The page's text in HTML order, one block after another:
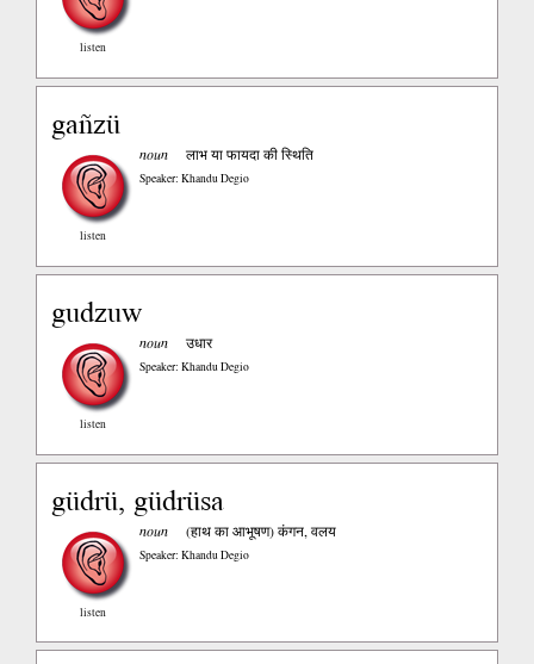
listen
gañzü
listen
noun लाभ या फायदा की स्थिति
Speaker: Khandu Degio
gudzuw
listen
noun उधार
Speaker: Khandu Degio
güdrü, güdrüsa
listen
noun (हाथ का आभूषण) कंगन, वलय
Speaker: Khandu Degio